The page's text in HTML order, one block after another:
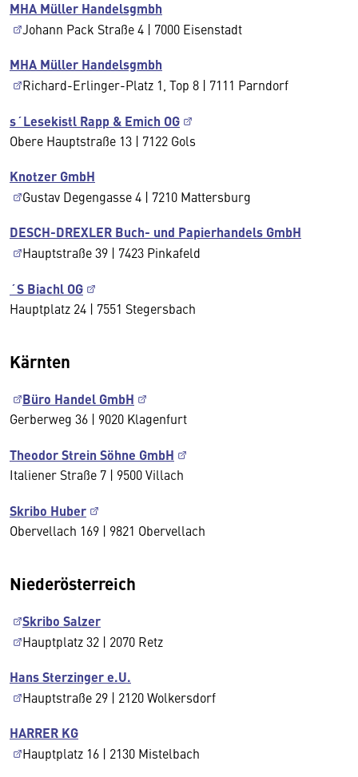
MHA Müller Handelsgmbh
Johann Pack Straße 4 | 7000 Eisenstadt
MHA Müller Handelsgmbh
Richard-Erlinger-Platz 1, Top 8 | 7111 Parndorf
s´Lesekistl Rapp & Emich OG
Obere Hauptstraße 13 | 7122 Gols
Knotzer GmbH
Gustav Degengasse 4 | 7210 Mattersburg
DESCH-DREXLER Buch- und Papierhandels GmbH
Hauptstraße 39 | 7423 Pinkafeld
´S Biachl OG
Hauptplatz 24 | 7551 Stegersbach
Kärnten
Büro Handel GmbH
Gerberweg 36 | 9020 Klagenfurt
Theodor Strein Söhne GmbH
Italiener Straße 7 | 9500 Villach
Skribo Huber
Obervellach 169 | 9821 Obervellach
Niederösterreich
Skribo Salzer
Hauptplatz 32 | 2070 Retz
Hans Sterzinger e.U.
Hauptstraße 29 | 2120 Wolkersdorf
HARRER KG
Hauptplatz 16 | 2130 Mistelbach